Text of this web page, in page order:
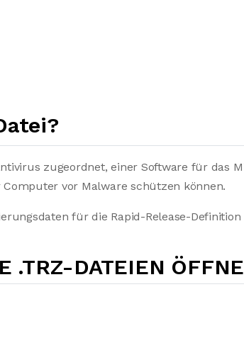
zugeordnet, einer Software für das
vor Malware schützen können.
für die Rapid-Release-Definition
.TRZ-DATEIEN